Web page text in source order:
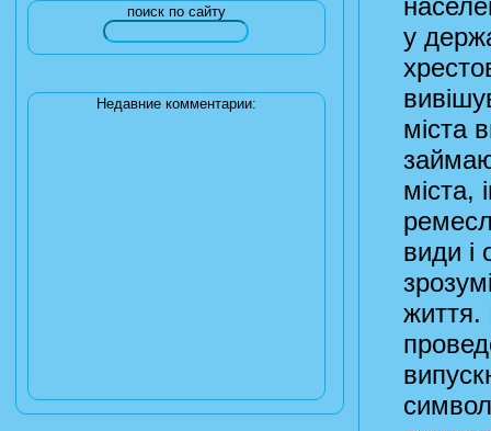
у
міста
міста,
види і
життя.
поиск по сайту
Недавние комментарии: